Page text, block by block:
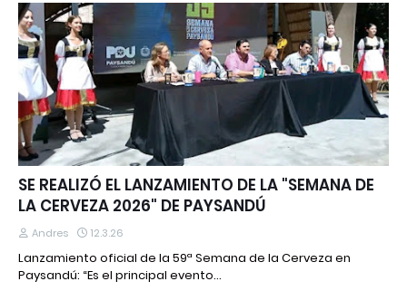
SE REALIZÓ EL LANZAMIENTO DE LA "SEMANA DE
LA CERVEZA 2026" DE PAYSANDÚ
Andres 12.3.26
Lanzamiento oficial de la 59ª Semana de la Cerveza en
Paysandú: “Es el principal evento…